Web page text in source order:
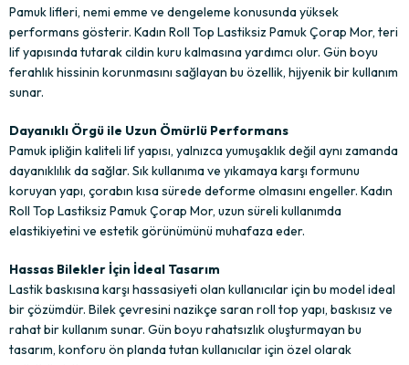
Pamuk lifleri, nemi emme ve dengeleme konusunda yüksek
performans gösterir. Kadın Roll Top Lastiksiz Pamuk Çorap Mor, teri
lif yapısında tutarak cildin kuru kalmasına yardımcı olur. Gün boyu
ferahlık hissinin korunmasını sağlayan bu özellik, hijyenik bir kullanım
sunar.
Dayanıklı Örgü ile Uzun Ömürlü Performans
Pamuk ipliğin kaliteli lif yapısı, yalnızca yumuşaklık değil aynı zamanda
dayanıklılık da sağlar. Sık kullanıma ve yıkamaya karşı formunu
koruyan yapı, çorabın kısa sürede deforme olmasını engeller. Kadın
Roll Top Lastiksiz Pamuk Çorap Mor, uzun süreli kullanımda
elastikiyetini ve estetik görünümünü muhafaza eder.
Hassas Bilekler İçin İdeal Tasarım
Lastik baskısına karşı hassasiyeti olan kullanıcılar için bu model ideal
bir çözümdür. Bilek çevresini nazikçe saran roll top yapı, baskısız ve
rahat bir kullanım sunar. Gün boyu rahatsızlık oluşturmayan bu
tasarım, konforu ön planda tutan kullanıcılar için özel olarak